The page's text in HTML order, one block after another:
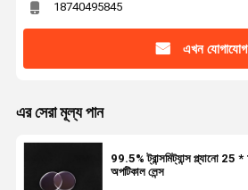
18740495845
এখন যোগাযোগ
এর সেরা মূল্য পান
99.5% ট্রান্সমিট্যান্স প্ল্যানো 25
অপটিকাল লেন্স